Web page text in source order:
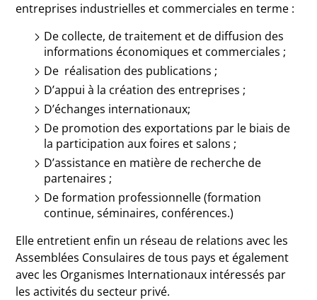
entreprises industrielles et commerciales en terme :
De collecte, de traitement et de diffusion des
informations économiques et commerciales ;
De réalisation des publications ;
D’appui à la création des entreprises ;
D’échanges internationaux;
De promotion des exportations par le biais de
la participation aux foires et salons ;
D’assistance en matière de recherche de
partenaires ;
De formation professionnelle (formation
continue, séminaires, conférences.)
Elle entretient enfin un réseau de relations avec les
Assemblées Consulaires de tous pays et également
avec les Organismes Internationaux intéressés par
les activités du secteur privé.